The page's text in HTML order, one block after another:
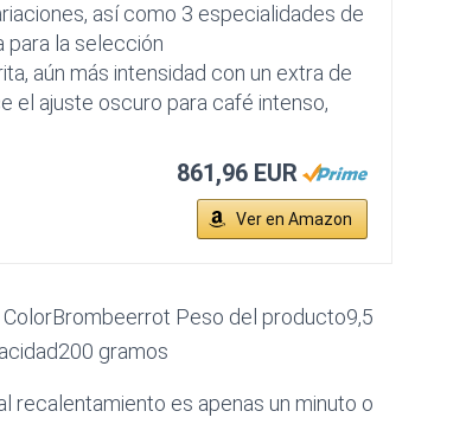
así como 3 especialidades de
para la selección
aún más intensidad con un extra de
el ajuste oscuro para café intenso,
861,96 EUR
Ver en Amazon
Peso del producto9,5
gramos
recalentamiento es apenas un minuto o